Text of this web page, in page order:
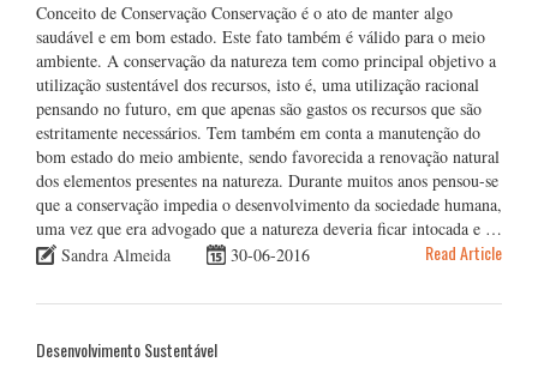
Conceito de Conservação Conservação é o ato de manter algo
saudável e em bom estado. Este fato também é válido para o meio
ambiente. A conservação da natureza tem como principal objetivo a
utilização sustentável dos recursos, isto é, uma utilização racional
pensando no futuro, em que apenas são gastos os recursos que são
estritamente necessários. Tem também em conta a manutenção do
bom estado do meio ambiente, sendo favorecida a renovação natural
dos elementos presentes na natureza. Durante muitos anos pensou-se
que a conservação impedia o desenvolvimento da sociedade humana,
uma vez que era advogado que a natureza deveria ficar intocada e …
Sandra Almeida
30-06-2016 Read Article
Desenvolvimento Sustentável